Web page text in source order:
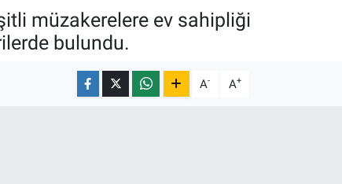
müzakerelere ev sahipliği
bulundu.
A- A+